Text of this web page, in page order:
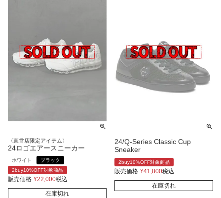
〈直営店限定アイテム〉
24ロゴエアースニーカー
ホワイト
ブラック
2buy10%OFF対象商品
販売価格 ¥22,000税込
在庫切れ
24/Q-Series Classic Cup
Sneaker
2buy10%OFF対象商品
販売価格 ¥41,800税込
在庫切れ